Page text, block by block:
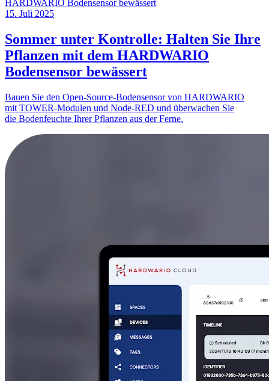
15. Juli 2025
Sommer unter Kontrolle: Halten Sie Ihre
Pflanzen mit dem HARDWARIO
Bodensensor bewässert
Bauen Sie den Open-Source-Bodensensor von HARDWARIO
mit TOWER-Modulen und Node-RED und überwachen Sie
die Bodenfeuchte Ihrer Pflanzen aus der Ferne.